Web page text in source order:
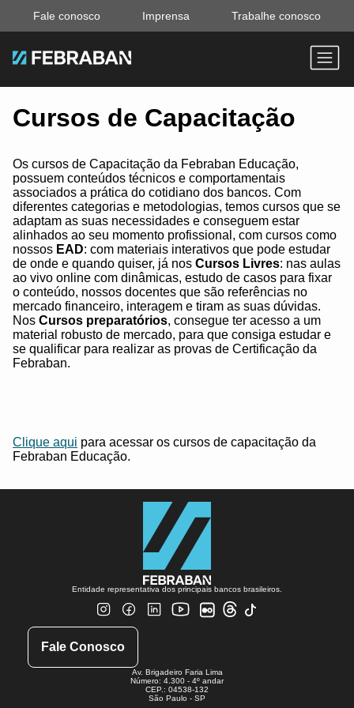
Fale conosco Imprensa Trabalhe conosco
Cursos de Capacitação
Os cursos de Capacitação da Febraban Educação,
possuem conteúdos técnicos e comportamentais
associados a prática do cotidiano dos bancos. Com
diferentes categorias e metodologias, temos cursos que se
adaptam as suas necessidades e conseguem estar
alinhados ao seu momento profissional, com cursos como
nossos EAD: com materiais interativos que pode estudar
de onde e quando quiser, já nos Cursos Livres: nas aulas
ao vivo online com dinâmicas, estudo de casos para fixar
o conteúdo, nossos docentes que são referências no
mercado financeiro, interagem e tiram as suas dúvidas.
Nos Cursos preparatórios, consegue ter acesso a um
material robusto de mercado, para que consiga estudar e
se qualificar para realizar as provas de Certificação da
Febraban.
Clique aqui para acessar os cursos de capacitação da
Febraban Educação.
Entidade representativa dos principais bancos brasileiros.
Fale Conosco
Av. Brigadeiro Faria Lima
Número: 4.300 - 4º andar
CEP.: 04538-132
São Paulo - SP